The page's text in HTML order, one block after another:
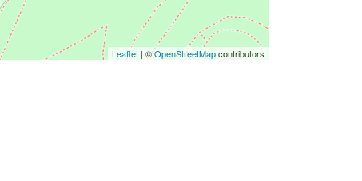
Leaflet | ©OpenStreetMapcontributors